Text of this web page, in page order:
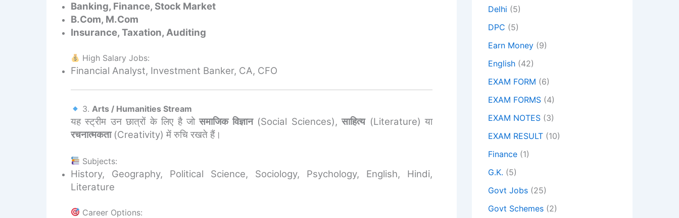
Banking, Finance, Stock Market
B.Com, M.Com
Insurance, Taxation, Auditing
High Salary Jobs:
Financial Analyst, Investment Banker, CA, CFO
3.Arts / Humanities Stream
यह स्ट्रीम उन छात्रों के लिए है जोसमाजिक विज्ञान(Social Sciences),साहित्य(Literature) या
रचनात्मकता(Creativity) में रुचि रखते हैं।
Subjects:
History, Geography, Political Science, Sociology, Psychology, English, Hindi,
Literature
Career Options:
Delhi (5)
DPC (5)
Earn Money (9)
English (42)
EXAM FORM (6)
EXAM FORMS (4)
EXAM NOTES (3)
EXAM RESULT (10)
Finance (1)
G.K. (5)
Govt Jobs (25)
Govt Schemes (2)